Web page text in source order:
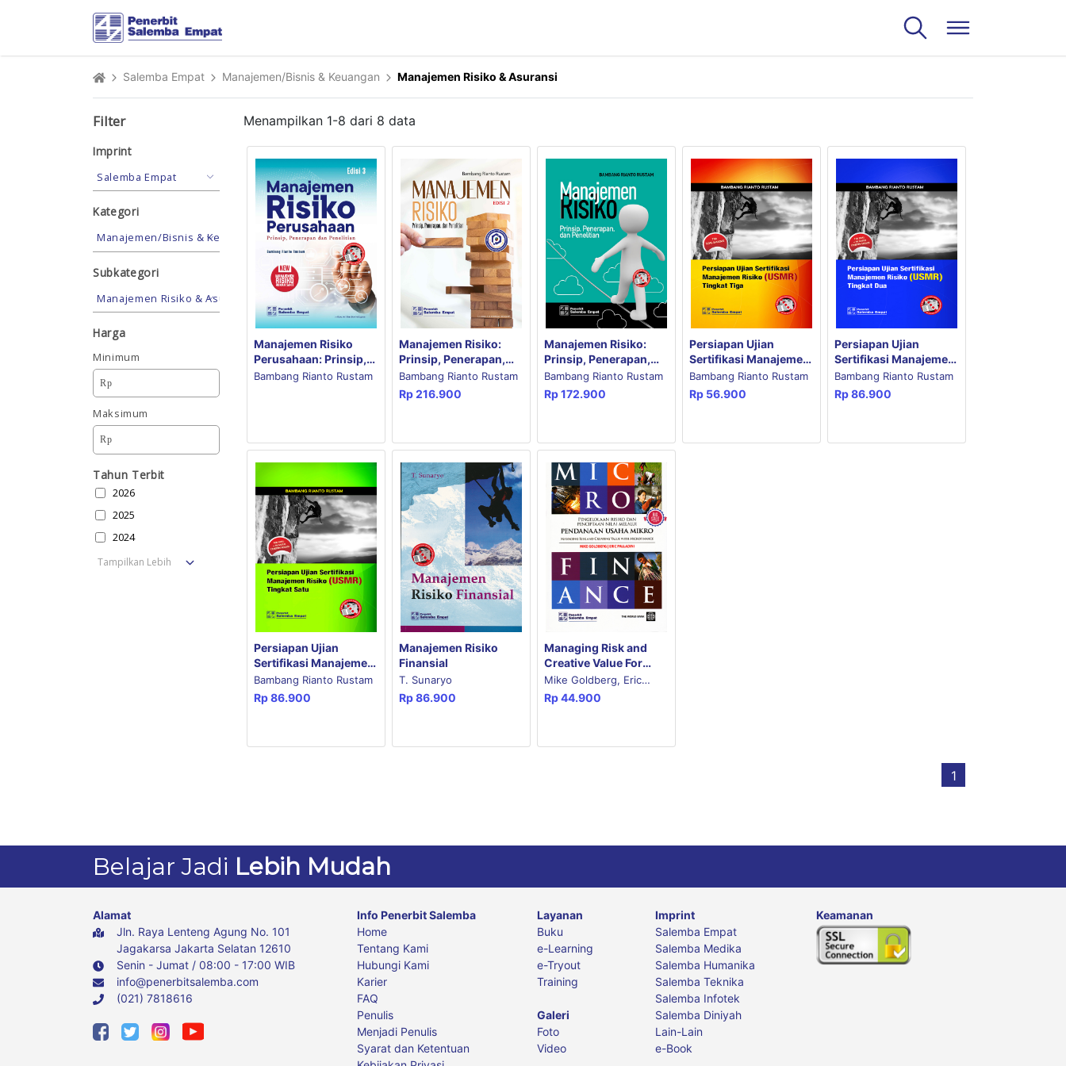
Salemba Empat Manajemen/Bisnis & Keuangan Manajemen Risiko & Asuransi
Filter
Imprint
Kategori
Subkategori
Harga
Minimum
Rp
Maksimum
Rp
Tahun Terbit
2026
2025
2024
Tampilkan Lebih
Menampilkan 1-8 dari 8 data
Manajemen Risiko
Perusahaan: Prinsip,
Penerapan dan
Bambang Rianto Rustam
Manajemen Risiko:
Prinsip, Penerapan,
dan Penelitian Edisi
ke-2
Bambang Rianto Rustam
Rp216.900
Manajemen Risiko:
Prinsip, Penerapan,
dan Penelitian
Bambang Rianto Rustam
Rp172.900
Persiapan Ujian
Sertifikasi Manajemen
Risiko (USMR) Tingkat
Tiga
Bambang Rianto Rustam
Rp 56.900
Persiapan Ujian
Sertifikasi Manajemen
Risiko (USMR) Tingkat
Dua
Bambang Rianto Rustam
Rp86.900
Persiapan Ujian
Sertifikasi Manajemen
Risiko (USMR) Tingkat
Satu
Bambang Rianto Rustam
Rp86.900
Manajemen Risiko
Finansial
T. Sunaryo
Rp86.900
Managing Risk and
Creative Value For
Microfinancing
Mike Goldberg, Eric
Palladini
Rp44.900
1
Belajar Jadi Lebih Mudah
Alamat
Jln. Raya Lenteng Agung No. 101
Jagakarsa Jakarta Selatan 12610
Senin - Jumat / 08:00 - 17:00 WIB
info@penerbitsalemba.com
(021) 7818616
Info Penerbit Salemba
Home
Tentang Kami
Hubungi Kami
Karier
FAQ
Penulis
Menjadi Penulis
Syarat dan Ketentuan
Layanan
Buku
e-Learning
e-Tryout
Training
Galeri
Foto
Video
Imprint
Salemba Empat
Salemba Medika
Salemba Humanika
Salemba Teknika
Salemba Infotek
Salemba Diniyah
Lain-Lain
e-Book
Keamanan